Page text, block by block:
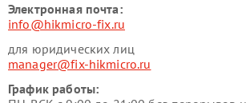
Электронная почта:
info@hikmicro-fix.ru
для юридических лиц
manager@fix-hikmicro.ru
График работы: